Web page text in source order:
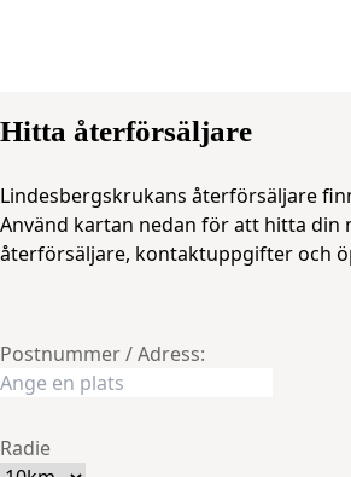
to
Hitta återförsäljare
Lindesbergskrukans återförsäljare
Använd kartan nedan för att hitta din
återförsäljare, kontaktuppgifter och
Postnummer / Adress:
Radie